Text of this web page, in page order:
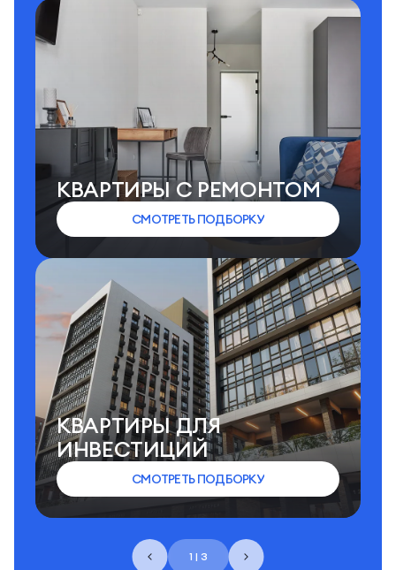
1 | 3
КВАРТИРЫ C РЕМОНТОМ
СМОТРЕТЬ ПОДБОРКУ
КВАРТИРЫ ДЛЯ
ИНВЕСТИЦИЙ
СМОТРЕТЬ ПОДБОРКУ